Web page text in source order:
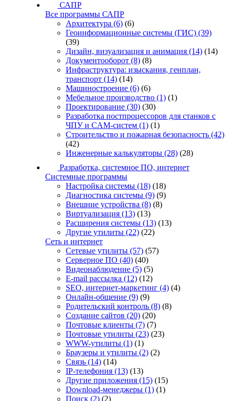
САПР
Все программы САПР
Архитектура (6) (6)
Геоинформационные системы (ГИС) (39)
(39)
Дизайн, визуализация и анимация (14) (14)
Документооборот (8) (8)
Инфраструктура: изыскания, генплан,
транспорт (14) (14)
Машиностроение (6) (6)
Мебельное производство (1) (1)
Проектирование (30) (30)
Разработка постпроцессоров для станков с
ЧПУ и CAM-систем (1) (1)
Строительство и пожарная безопасность (42)
(42)
Инженерные калькуляторы (28) (28)
Разработка, системное ПО, интернет
Системные программы
Настройка системы (18) (18)
Диагностика системы (9) (9)
Внешние устройства (8) (8)
Виртуализация (13) (13)
Расширения системы (13) (13)
Другие утилиты (22) (22)
Сеть и интернет
Сетевые утилиты (57) (57)
Серверное ПО (40) (40)
Видеонаблюдение (5) (5)
E-mail рассылка (12) (12)
SEO, интернет-маркетинг (4) (4)
Онлайн-общение (9) (9)
Родительский контроль (8) (8)
Создание сайтов (20) (20)
Почтовые клиенты (7) (7)
Почтовые утилиты (23) (23)
WWW-утилиты (1) (1)
Браузеры и утилиты (2) (2)
Связь (14) (14)
IP-телефония (13) (13)
Другие приложения (15) (15)
Download-менеджеры (1) (1)
Поиск (2) (2)